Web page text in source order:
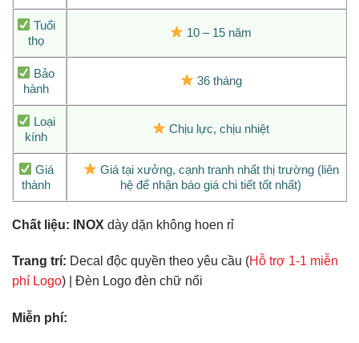
Tuổi
thọ
10 – 15 năm
Bảo
hành
36 tháng
Loại
kính
Chịu lực, chịu nhiệt
Giá
thành
Giá tại xưởng, cạnh tranh nhất thị trường (liên
hệ để nhận báo giá chi tiết tốt nhất)
Chất liệu: INOX dày dặn không hoen rỉ
Trang trí: Decal độc quyền theo yêu cầu (Hỗ trợ 1-1 miễn
phí Logo) | Đèn Logo đèn chữ nổi
Miễn phí: